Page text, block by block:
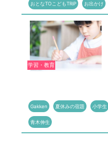
おとなTOこどもTRiP お出かけ
学習・教育
Gakken 夏休みの宿題 小学生
青木伸生